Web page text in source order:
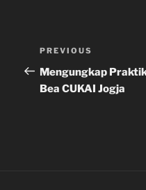
Navigasi
pos
Previous
Post
PREVIOUS
Mengungkap
Bea CUKAI Jogja